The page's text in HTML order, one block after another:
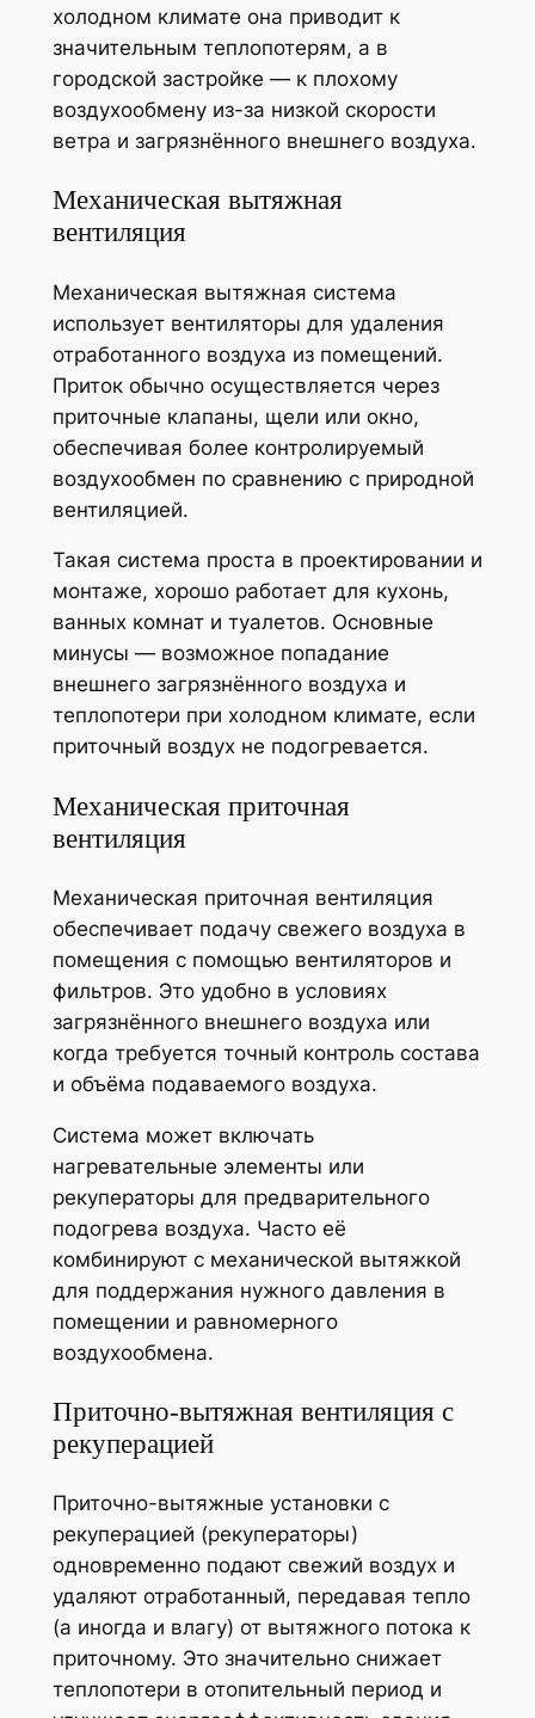
холодном климате она приводит к
значительным теплопотерям, а в
городской застройке — к плохому
воздухообмену из-за низкой скорости
ветра и загрязнённого внешнего воздуха.
Механическая вытяжная
вентиляция
Механическая вытяжная система
использует вентиляторы для удаления
отработанного воздуха из помещений.
Приток обычно осуществляется через
приточные клапаны, щели или окно,
обеспечивая более контролируемый
воздухообмен по сравнению с природной
вентиляцией.
Такая система проста в проектировании и
монтаже, хорошо работает для кухонь,
ванных комнат и туалетов. Основные
минусы — возможное попадание
внешнего загрязнённого воздуха и
теплопотери при холодном климате, если
приточный воздух не подогревается.
Механическая приточная
вентиляция
Механическая приточная вентиляция
обеспечивает подачу свежего воздуха в
помещения с помощью вентиляторов и
фильтров. Это удобно в условиях
загрязнённого внешнего воздуха или
когда требуется точный контроль состава
и объёма подаваемого воздуха.
Система может включать
нагревательные элементы или
рекуператоры для предварительного
подогрева воздуха. Часто её
комбинируют с механической вытяжкой
для поддержания нужного давления в
помещении и равномерного
воздухообмена.
Приточно-вытяжная вентиляция с
рекуперацией
Приточно-вытяжные установки с
рекуперацией (рекуператоры)
одновременно подают свежий воздух и
удаляют отработанный, передавая тепло
(а иногда и влагу) от вытяжного потока к
приточному. Это значительно снижает
теплопотери в отопительный период и